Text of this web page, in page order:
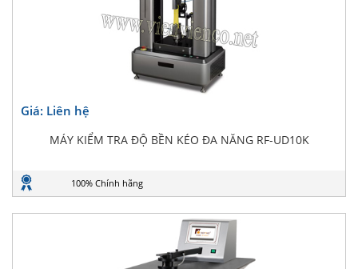
Giá: Liên hệ
MÁY KIỂM TRA ĐỘ BỀN KÉO ĐA NĂNG RF-UD10K
100% Chính hãng